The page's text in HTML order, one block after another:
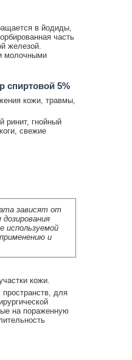
в йодиды,
часть
железой.
молочными
спиртовой 5%
кожи, травмы,
ринит, гнойный
свежие
зависят от
используемой
и
кожи.
для
на пораженную